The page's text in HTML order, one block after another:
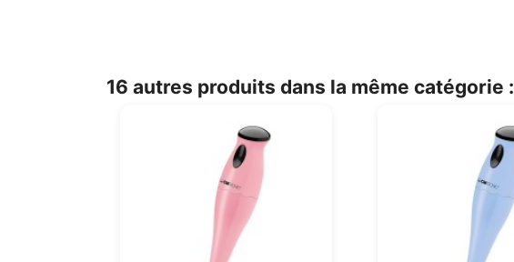
16 autres produits dans la même catégorie :